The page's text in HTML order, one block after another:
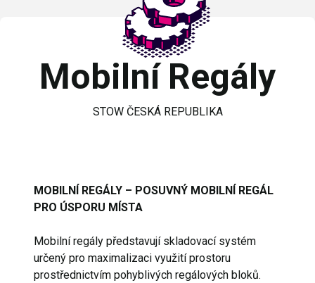
Mobilní Regály
STOW ČESKÁ REPUBLIKA
MOBILNÍ REGÁLY – POSUVNÝ MOBILNÍ REGÁL
PRO ÚSPORU MÍSTA
Mobilní regály představují skladovací systém
určený pro maximalizaci využití prostoru
prostřednictvím pohyblivých regálových bloků.